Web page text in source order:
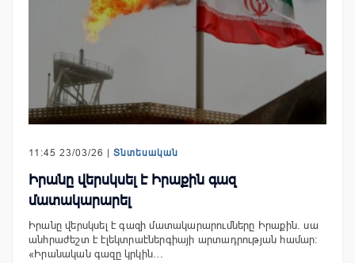
11:45 23/03/26 | Տնտեսական
Իրանը վերսկսել է Իրաքին գազ
մատակարարել
Իրանը վերսկսել է գազի մատակարարումները Իրաքին. սա
անհրաժեշտ է էլեկտրաէներգիայի արտադրության համար։
«Իրանական գազը կրկին…